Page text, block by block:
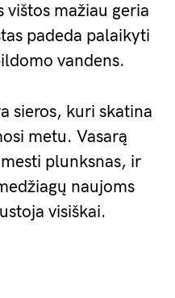
vištos mažiau geria
padeda palaikyti
vandens.
sieros, kuri skatina
metu. Vasarą
plunksnas, ir
naujoms
visiškai.